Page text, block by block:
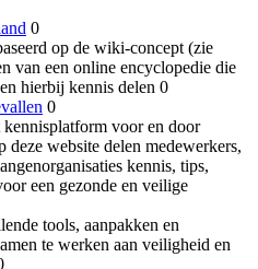
0
op de wiki-concept (zie
van een online encyclopedie die
hierbij kennis delen 0
0
voor en door
deze website delen medewerkers,
kennis, tips,
een gezonde en veilige
tools, aanpakken en
te werken aan veiligheid en